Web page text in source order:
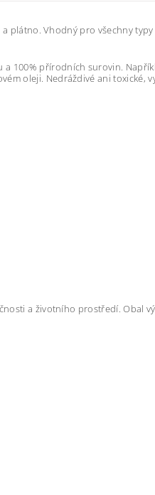
plátno. Vhodný pro všechny typy
a 100% přírodních surovin.
oleji. Nedráždivé ani toxické,
a životního prostředí. Obal